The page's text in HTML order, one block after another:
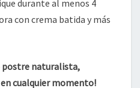
durante al menos 4
con crema batida y más
postre naturalista,
cualquier momento!